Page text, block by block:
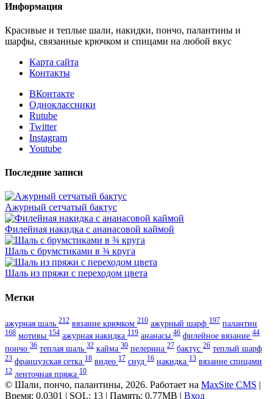
Информация
Красивые и теплые шали, накидки, пончо, палантины и
шарфы, связанные крючком и спицами на любой вкус
Карта сайта
Контакты
ВКонтакте
Одноклассники
Rutube
Twitter
Instagram
Youtube
Последние записи
Ажурный сетчатый бактус
Филейная накидка с ананасовой каймой
Шаль с брумстиками в ¾ круга
Шаль из пряжи с переходом цвета
Метки
ажурная шаль 212 вязание крючком 210 ажурный шарф 197 палантин
168 мотивы 154 ажурная накидка 119 ананасы 46 филейное вязание 44
пончо 36 теплая шаль 32 кайма 30 пелерина 27 бактус 26 теплый шарф
23 французская сетка 18 видео 17 снуд 16 накидка 13 вязание спицами
12 ленточная пряжа 10
© Шали, пончо, палантины, 2026. Работает на MaxSite CMS |
Время: 0.0301 | SQL: 13 | Память: 0.77MB | Вход